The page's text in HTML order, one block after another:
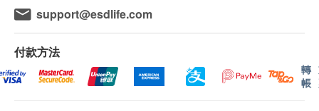
甘油（增稠劑）
乙醇
甜菊糖苷（甜味劑）
所有訂單須視乎相關貨品的供應情況再作最後確
認。倘若健康網購health.ESDlife未能提供任何訂
單上的貨品，健康網購health.ESDlife有權拒絕接
受該訂單，並且會於送貨前透過電話或電郵通知顧
support@esdlife.com
付款方法
轉
帳